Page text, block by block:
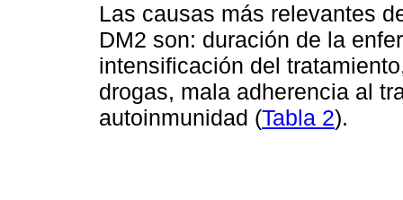
Las causas más relevantes
DM2 son: duración de la
intensificación del
drogas, mala adherencia al
autoinmunidad (Tabla 2).